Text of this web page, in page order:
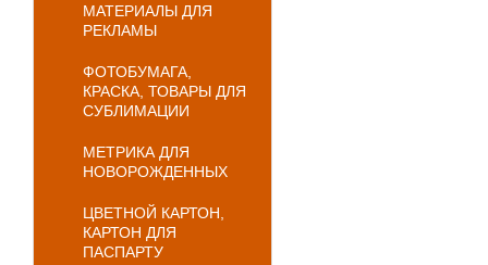
МАТЕРИАЛЫ ДЛЯ
РЕКЛАМЫ
ФОТОБУМАГА,
КРАСКА, ТОВАРЫ ДЛЯ
СУБЛИМАЦИИ
МЕТРИКА ДЛЯ
НОВОРОЖДЕННЫХ
ЦВЕТНОЙ КАРТОН,
КАРТОН ДЛЯ
ПАСПАРТУ